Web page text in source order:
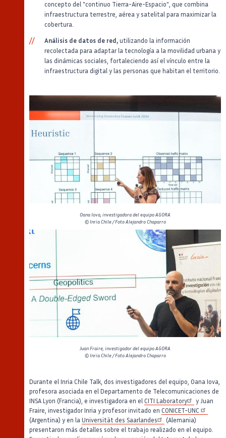
concepto del "continuo Tierra-Aire-Espacio", que combina
infraestructura terrestre, aérea y satelital para maximizar la
cobertura.
Análisis de datos de red, utilizando la información
recolectada para adaptar la tecnología a la movilidad urbana y
las dinámicas sociales, fortaleciendo así el vínculo entre la
infraestructura digital y las personas que habitan el territorio.
Oana Iova, investigadora del equipo AGORA
© Inria Chile / Foto Alejandro Chaparro
Juan Fraire, investigador del equipo AGORA
© Inria Chile / Foto Alejandro Chaparro
Durante el Inria Chile Talk, dos investigadores del equipo, Oana Iova,
profesora asociada en el Departamento de Telecomunicaciones de
INSA Lyon (Francia), e investigadora en el CITI Laboratory
y Juan
Fraire, investigador Inria y profesor invitado en CONICET-UNC
(Argentina) y en la Universität des Saarlandes
(Alemania)
presentaron más detalles sobre el trabajo realizado en el equipo.